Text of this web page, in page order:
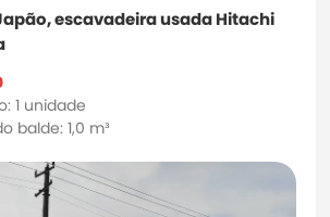
escavadeira usada Hitachi
1 unidade
balde: 1,0 m³